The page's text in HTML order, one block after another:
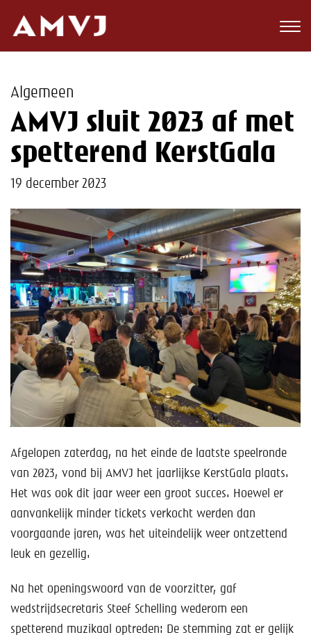
Wedstrijden
Nieuws
Teams
Jeugd
Toekomst
Kalender
Help mee!
Shop
Lid worden
Contact
Algemeen
AMVJ sluit 2023 af met
spetterend KerstGala
19 december 2023
Afgelopen zaterdag, na het einde de laatste speelronde
van 2023, vond bij AMVJ het jaarlijkse KerstGala plaats.
Het was ook dit jaar weer een groot succes. Hoewel er
aanvankelijk minder tickets verkocht werden dan
voorgaande jaren, was het uiteindelijk weer ontzettend
leuk en gezellig.
Na het openingswoord van de voorzitter, gaf
wedstrijdsecretaris Steef Schelling wederom een
spetterend muzikaal optreden: De stemming zat er gelijk